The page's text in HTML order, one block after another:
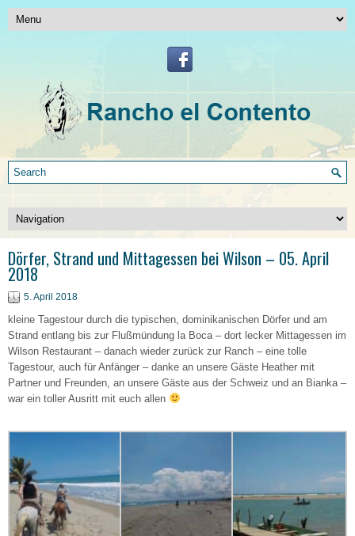
Dörfer, Strand und Mittagessen bei Wilson – 05. April
2018
5. April 2018
kleine Tagestour durch die typischen, dominikanischen Dörfer und am
Strand entlang bis zur Flußmündung la Boca – dort lecker Mittagessen im
Wilson Restaurant – danach wieder zurück zur Ranch – eine tolle
Tagestour, auch für Anfänger – danke an unsere Gäste Heather mit
Partner und Freunden, an unsere Gäste aus der Schweiz und an Bianka –
war ein toller Ausritt mit euch allen